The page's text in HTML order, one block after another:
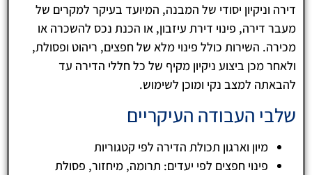
דירה וניקיון יסודי של המבנה, המיועד בעיקר למקרים של
מעבר דירה, פינוי דירת עיזבון, או הכנת נכס להשכרה או
מכירה. השירות כולל פינוי מלא של חפצים, ריהוט ופסולת,
ולאחר מכן ביצוע ניקיון מקיף של כל חללי הדירה עד
להבאתה למצב נקי ומוכן לשימוש.
שלבי העבודה העיקריים
מיון וארגון תכולת הדירה לפי קטגוריות
פינוי חפצים לפי יעדים: תרומה, מיחזור, פסולת